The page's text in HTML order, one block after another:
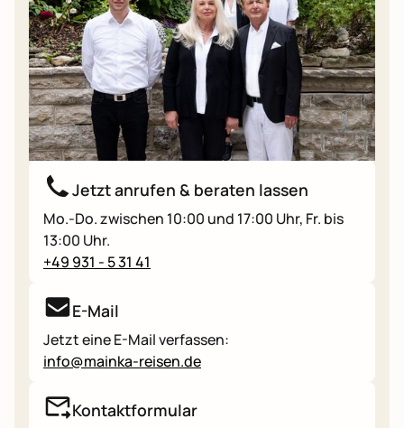
Jetzt anrufen & beraten lassen
Mo.-Do. zwischen 10:00 und 17:00 Uhr, Fr. bis
13:00 Uhr.
+49 931 - 5 31 41
E-Mail
Jetzt eine E-Mail verfassen:
info@mainka-reisen.de
Kontaktformular